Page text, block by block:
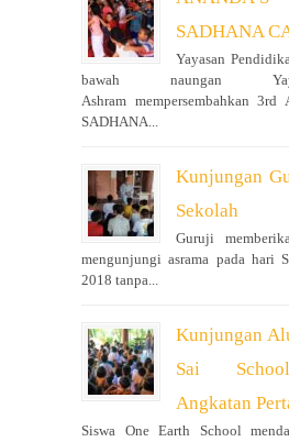
SADHANA
Yayasan
bawah naungan
Ashram mempersembahkan 3rd
SADHANA...
Kunjungan
Sekolah
Guruji
mengunjungi asrama pada hari
2018 tanpa...
Kunjungan
Sai
Angkatan
Siswa One Earth School